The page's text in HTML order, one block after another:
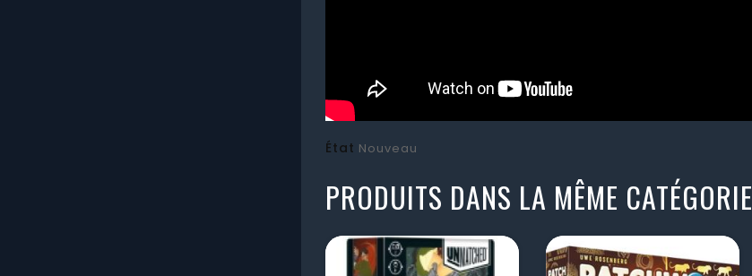
État Nouveau
PRODUITS DANS LA MÊME CATÉGORIE